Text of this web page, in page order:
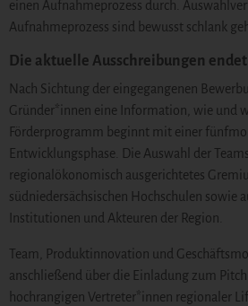
einen Aufnahmeprozess durch.
Aufnahmeprozess sind bewusst schlank
Die aktuelle Ausschreibungen endet
Nach Sichtung der eingegangenen
Gründer*innen eine Information, wie und
Förderprogramm beginnt mit einer
Entwicklungsphase. Die Auswahl der
regionalökonomisch ausgerichtetes
südniedersächsischen Hochschulen sowie
Institutionen und Akteuren der Region.
Team, Produktinnovation und
anschließend über die Einladung zum
hochrangigen Vertreter*innen regionaler